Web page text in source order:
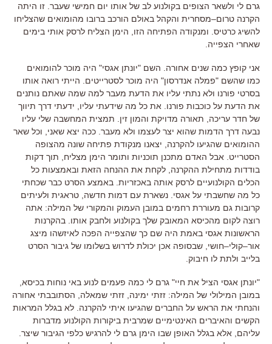
גרם לי ולשאר הצופים בקולנוע לב של אותו יום חמישי שעבר זו היתה
הקרנה טרום–מסחרית והקהל באולם הורכב ברובו מהומואים שהצליחו
להשיג כרטיס . ומנקודה הפתיחה הזו
הימן הצליח לרסק אותי בימים
שאחרי הצפייה
אני קופץ כמה שנים אחורה השם "יונתן אגסי" היה מוכר להומואים
כמו שהשם "פמלה אנדרסון" היה מוכר לסטרייטים
הייתי רואה אותו
בסרטי פורנו ולא נתתי עליו את הדעת מעבר למה שמה שאתם נותנים
את הדעת על כוכבות פורנו
את כל מה שידעתי עליו
ידעתי דרך תיווך
של חדר עריכה
תאורה מדויקת והמון זין
תמצית המחשבה שלי עליו
נבעה דרך הדמות שהוא יצר לעצמו ולא מעבר ככה יצא שאני
וכל שאר
ההומואים שהגיעו להקרנה
יצאנו מנקודת פתיחה שונה מהצופה
הסטרייט
אבל האדם מתכנן תוכניות ותומר הימן מצליח
תוך דקות
בודדות מתחילת ההקרנה לקחת את ההנחה הזאת ובאמצעות כל
הכלים הקולנועיים לרסק אותה באכזריות באמצע הסרט כבר שכחתי
כל מה שחשבתי על אגסי נשארת עם דמות חדשה טראגית ולעיתים
קרובות גם מעוררת רחמים במובן העמוק והמקורי של המילה: אתה
רוצה לקום מהכיסא המאובק שלך בקולנוע ולחבק אותו בהקרנות
הראשונות אגסי באמת היה שם כך שהצפייה הפכה לאיזשהו מיצג
אור–קולי–חושי שבסופה אכן יכולת לדרוש בשלומו של גיבור הסרט
בלייב ולתת לו חיבוק
"יונתן אגסי הציל את חיי" גרם לי כמה פעמים לנוע באי נוחות בכיסא
במובן המילולי של המילה: זזתי ימינה זזתי שמאלה
הסתובבתי אחורה
והנחתי את הראש על החברים שהגיעו איתי להקרנה לא בגלל המראות
הקשים והאיברים האינטימיים שמרבית ביקורות הקולנוע מדברות
עליהם
אלא בגלל האופן שבו הימן גרם לי להרגיש כלפי הגיבור שיצר